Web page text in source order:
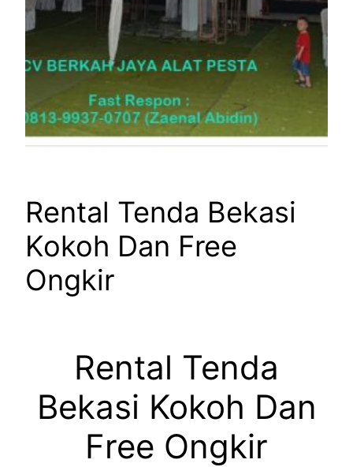
Rental Tenda Bekasi
Kokoh Dan Free
Ongkir
Rental Tenda
Bekasi Kokoh Dan
Free Ongkir